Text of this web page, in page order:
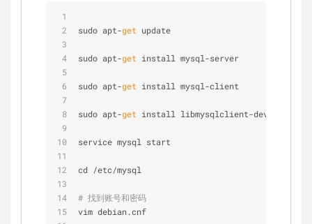
sudo apt-get update
sudo apt-get install mysql-server
sudo apt-get install mysql-client
sudo apt-get install libmysqlclient-dev
service mysql start
cd /etc/mysql
# 找到账号和密码
vim debian.cnf